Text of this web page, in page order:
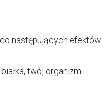
następujących efektów:
twój organizm